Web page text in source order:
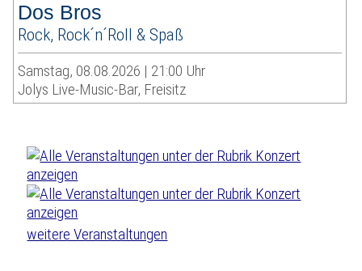
Dos Bros
Rock, Rock´n´Roll & Spaß
Samstag, 08.08.2026 | 21:00 Uhr
Jolys Live-Music-Bar, Freisitz
weitere Veranstaltungen